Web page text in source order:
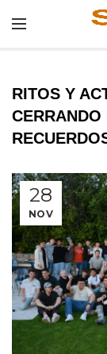
RITOS Y
CERRANDO
28
NOV